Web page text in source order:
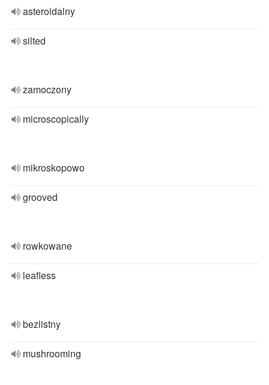
asteroidalny
silted
zamoczony
microscopically
mikroskopowo
grooved
rowkowane
leafless
bezlistny
mushrooming